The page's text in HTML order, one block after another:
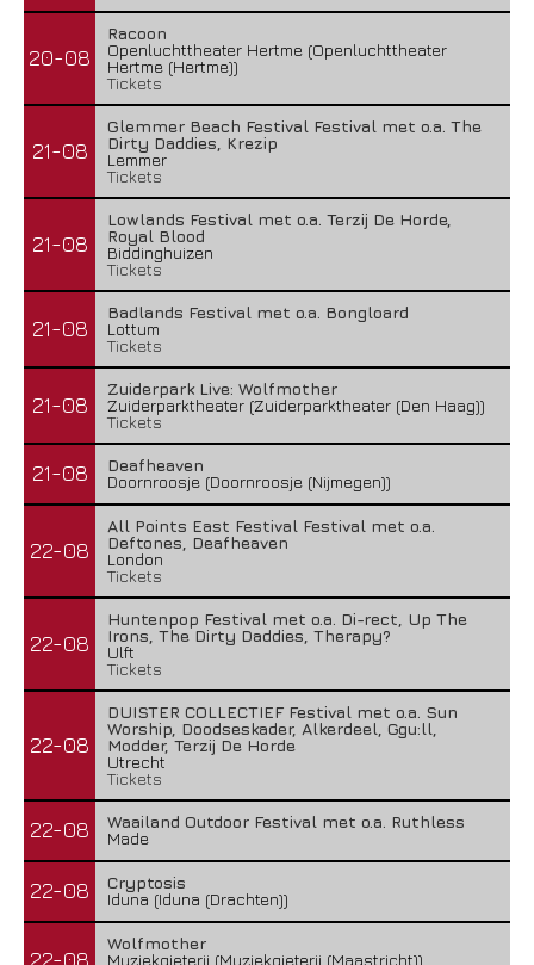
20-08
Racoon
Openluchttheater Hertme (Openluchttheater
Hertme (Hertme))
Tickets
21-08
Glemmer Beach Festival Festival met o.a. The
Dirty Daddies, Krezip
Lemmer
Tickets
21-08
Lowlands Festival met o.a. Terzij De Horde,
Royal Blood
Biddinghuizen
Tickets
21-08
Badlands Festival met o.a. Bongloard
Lottum
Tickets
21-08
Zuiderpark Live: Wolfmother
Zuiderparktheater (Zuiderparktheater (Den Haag))
Tickets
21-08
Deafheaven
Doornroosje (Doornroosje (Nijmegen))
22-08
All Points East Festival Festival met o.a.
Deftones, Deafheaven
London
Tickets
22-08
Huntenpop Festival met o.a. Di-rect, Up The
Irons, The Dirty Daddies, Therapy?
Ulft
Tickets
22-08
DUISTER COLLECTIEF Festival met o.a. Sun
Worship, Doodseskader, Alkerdeel, Ggu:ll,
Modder, Terzij De Horde
Utrecht
Tickets
22-08
Waailand Outdoor Festival met o.a. Ruthless
Made
22-08
Cryptosis
Iduna (Iduna (Drachten))
22-08
Wolfmother
Muziekgieterij (Muziekgieterij (Maastricht))